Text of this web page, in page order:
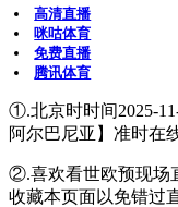
高清直播
咪咕体育
免费直播
腾讯体育
①.北京时时间2025-
阿尔巴尼亚】准时在
②.喜欢看世欧预现场
收藏本页面以免错过